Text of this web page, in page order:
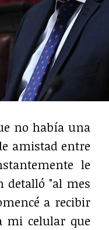
no había una
amistad entre
le
detalló "al mes
a recibir
mi celular que